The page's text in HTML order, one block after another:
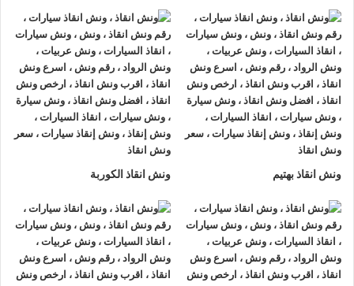
ونش انقاذ , ونش انقاذ سيارات
ونش انقاذ الاميرية
ونش انقاذ الاميريةنقدم خدمة المساعدة على الطريق بسرعة
ونش انقاذ بهتيم ونش انقاذ الكوربة